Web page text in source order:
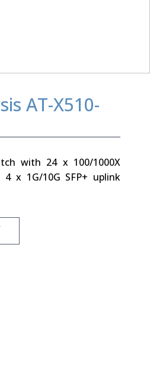
AT-X510-
with 24 x 100/1000X
x 1G/10G SFP+ uplink